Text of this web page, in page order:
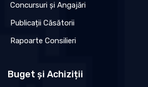
Concursuri și Angajări
Publicații Căsătorii
Rapoarte Consilieri
Buget și Achiziții